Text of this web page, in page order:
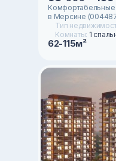
Комфортабельные
в Мерсине
Тип
Комнаты: 1
62-115м²